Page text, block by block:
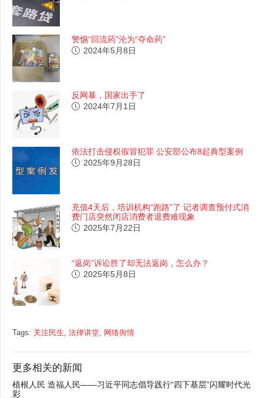
警惕“回流药”沦为“夺命药”
2024年5月8日
反网暴，国家出手了
2024年7月1日
依法打击侵权假冒犯罪 公安部公布8起典型案例
2025年9月28日
充值4天后，培训机构“跑路”了 记者调查预付式消
费门店突然闭店消费者退费难现象
2025年7月22日
“返岗”诉讼胜了却无法返岗，怎么办？
2025年5月8日
Tags: 关注民生, 法律讲堂, 网络舆情
更多相关的新闻